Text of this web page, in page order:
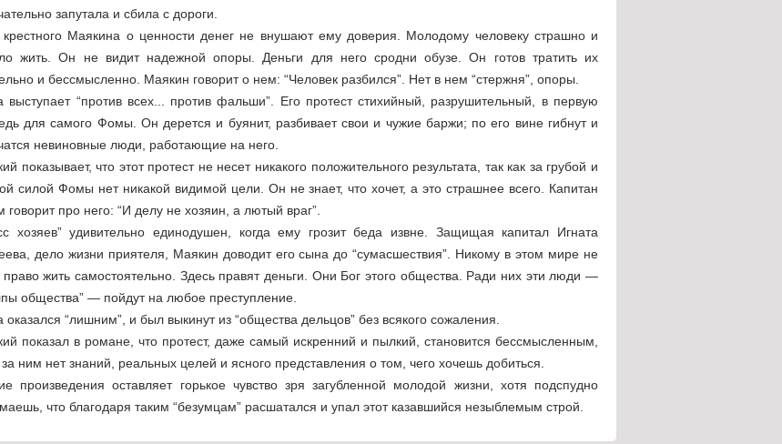
запутала и сбила с дороги.
крестного Маякина о ценности денег не внушают ему доверия. Молодому человеку страшно и
жить. Он не видит надежной опоры. Деньги для него сродни обузе. Он готов тратить их
и бессмысленно. Маякин говорит о нем: “Человек разбился”. Нет в нем “стержня”, опоры.
выступает “против всех... против фальши”. Его протест стихийный, разрушительный, в первую
для самого Фомы. Он дерется и буянит, разбивает свои и чужие баржи; по его вине гибнут и
невиновные люди, работающие на него.
показывает, что этот протест не несет никакого положительного результата, так как за грубой и
силой Фомы нет никакой видимой цели. Он не знает, что хочет, а это страшнее всего. Капитан
про него: “И делу не хозяин, а лютый враг”.
хозяев” удивительно единодушен, когда ему грозит беда извне. Защищая капитал Игната
дело жизни приятеля, Маякин доводит его сына до “сумасшествия”. Никому в этом мире не
право жить самостоятельно. Здесь правят деньги. Они Бог этого общества. Ради них эти люди —
общества” — пойдут на любое преступление.
“лишним”, и был выкинут из “общества дельцов” без всякого сожаления.
показал в романе, что протест, даже самый искренний и пылкий, становится бессмысленным,
ним нет знаний, реальных целей и ясного представления о том, чего хочешь добиться.
произведения оставляет горькое чувство зря загубленной молодой жизни, хотя подспудно
что благодаря таким “безумцам” расшатался и упал этот казавшийся незыблемым строй.